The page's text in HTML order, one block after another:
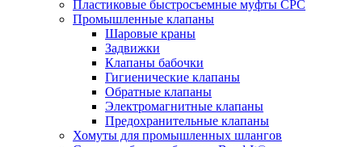
Пластиковые быстросъемные муфты CPC
Промышленные клапаны
Шаровые краны
Задвижки
Клапаны бабочки
Гигиенические клапаны
Обратные клапаны
Электромагнитные клапаны
Предохранительные клапаны
Хомуты для промышленных шлангов